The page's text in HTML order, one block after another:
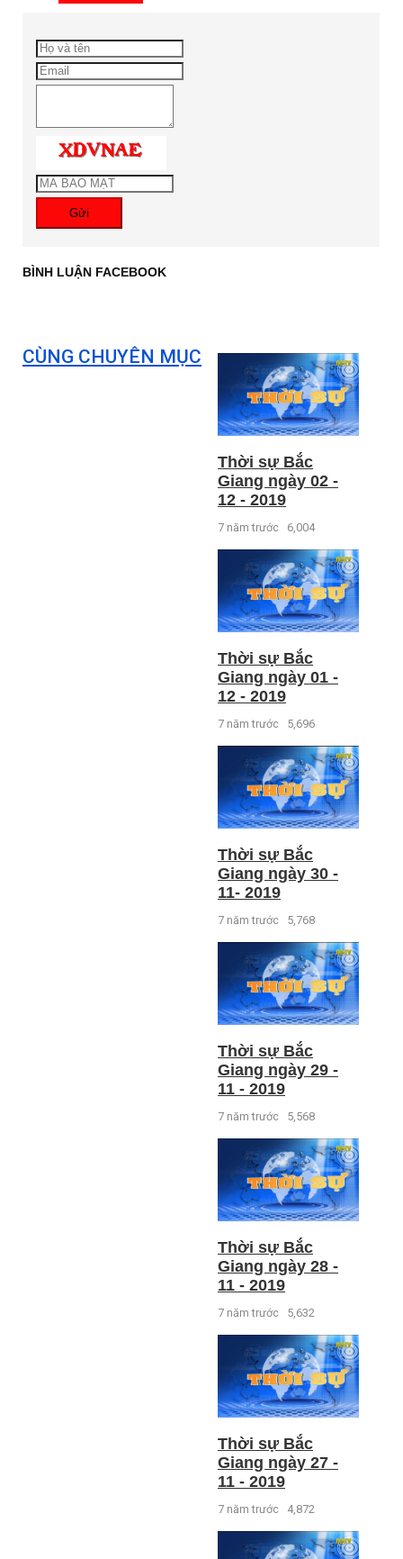
Gửi
BÌNH LUẬN FACEBOOK
CÙNG CHUYÊN MỤC
Thời sự Bắc
Giang ngày 02 -
12 - 2019
7 năm trước 6,004
Thời sự Bắc
Giang ngày 01 -
12 - 2019
7 năm trước 5,696
Thời sự Bắc
Giang ngày 30 -
11- 2019
7 năm trước 5,768
Thời sự Bắc
Giang ngày 29 -
11 - 2019
7 năm trước 5,568
Thời sự Bắc
Giang ngày 28 -
11 - 2019
7 năm trước 5,632
Thời sự Bắc
Giang ngày 27 -
11 - 2019
7 năm trước 4,872